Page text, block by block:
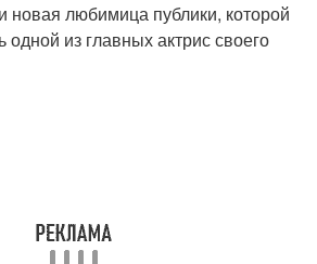
любимица публики, которой
одной из главных актрис своего